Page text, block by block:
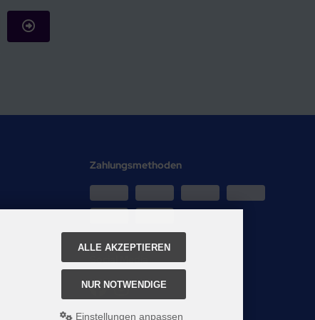
Zahlungsmethoden
Social Media
ALLE AKZEPTIEREN
NUR NOTWENDIGE
Einstellungen anpassen